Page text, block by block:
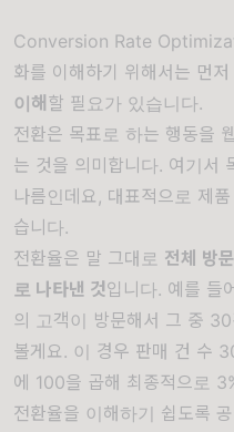
Conversion Rate
화를 이해하기 위해서는 먼저
이해 할 필요가 있습니다.
전환은 목표로 하는 행동을
는 것을 의미합니다. 여기서
나름인데요, 대표적으로 제
습니다.
전환율은 말 그대로 전체 방
로 나타낸 것입니다. 예를 들
의 고객이 방문해서 그 중
볼게요. 이 경우 판매 건 수
에 100을 곱해 최종적으로
전환율을 이해하기 쉽도록